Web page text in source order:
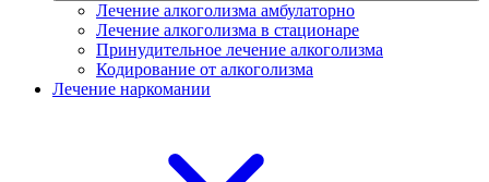
Лечение алкоголизма амбулаторно
Лечение алкоголизма в стационаре
Принудительное лечение алкоголизма
Кодирование от алкоголизма
Лечение наркомании